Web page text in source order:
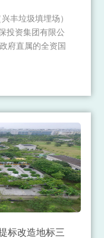
丰垃圾填埋场）
投资集团有限公
府直属的全资国
、环保装备制
标改造地标三